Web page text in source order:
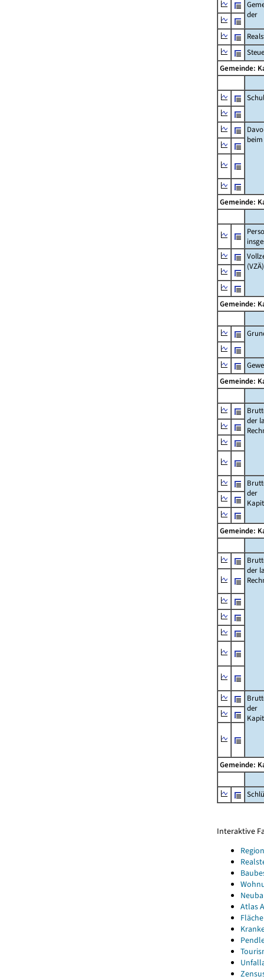
der
Gemeinde:
beim
Gemeinde:
(VZÄ)
Gemeinde:
Gemeinde:
der
der
Gemeinde:
der
der
Gemeinde:
Interaktive
Atlas